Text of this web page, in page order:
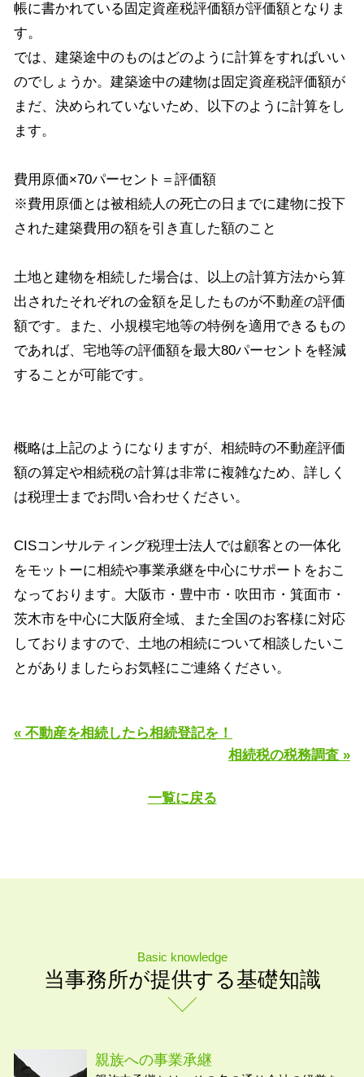
帳に書かれている固定資産税評価額が評価額となりま
す。
では、建築途中のものはどのように計算をすればいい
のでしょうか。建築途中の建物は固定資産税評価額が
まだ、決められていないため、以下のように計算をし
ます。
費用原価×70パーセント＝評価額
※費用原価とは被相続人の死亡の日までに建物に投下
された建築費用の額を引き直した額のこと
土地と建物を相続した場合は、以上の計算方法から算
出されたそれぞれの金額を足したものが不動産の評価
額です。また、小規模宅地等の特例を適用できるもの
であれば、宅地等の評価額を最大80パーセントを軽減
することが可能です。
概略は上記のようになりますが、相続時の不動産評価
額の算定や相続税の計算は非常に複雑なため、詳しく
は税理士までお問い合わせください。
CISコンサルティング税理士法人では顧客との一体化
をモットーに相続や事業承継を中心にサポートをおこ
なっております。大阪市・豊中市・吹田市・箕面市・
茨木市を中心に大阪府全域、また全国のお客様に対応
しておりますので、土地の相続について相談したいこ
とがありましたらお気軽にご連絡ください。
« 不動産を相続したら相続登記を！
相続税の税務調査 »
一覧に戻る
Basic knowledge
当事務所が提供する基礎知識
親族への事業承継